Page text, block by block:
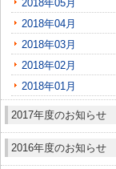
2018年05月
2018年04月
2018年03月
2018年02月
2018年01月
2017年度のお知らせ
2016年度のお知らせ